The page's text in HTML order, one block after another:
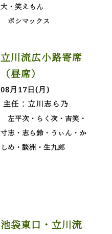
大・笑えもん
ボシマックス
立川流広小路寄席
（昼席）
08月17日(月)
主任：立川志ら乃
左平次・らく次・吉笑・
寸志・志ら鈴・うぃん・か
しめ・談洲・生九郎
池袋東口・立川流